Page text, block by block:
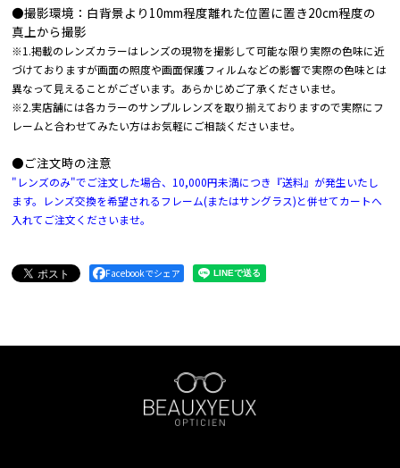
●撮影環境：白背景より10mm程度離れた位置に置き20cm程度の
真上から撮影
※1.掲載のレンズカラーはレンズの現物を撮影して可能な限り実際の色味に近
づけておりますが画面の照度や画面保護フィルムなどの影響で実際の色味とは
異なって見えることがございます。あらかじめご了承くださいませ。
※2.実店舗には各カラーのサンプルレンズを取り揃えておりますので実際にフ
レームと合わせてみたい方はお気軽にご相談くださいませ。
●ご注文時の注意
"レンズのみ"でご注文した場合、10,000円未満につき『送料』が発生いたし
ます。レンズ交換を希望されるフレーム(またはサングラス)と併せてカートへ
入れてご注文くださいませ。
Facebookでシェア